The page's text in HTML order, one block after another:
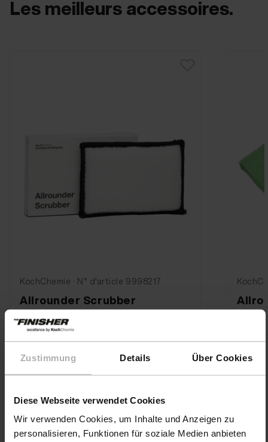
Zustimmung Details Über Cookies
Diese Webseite verwendet Cookies
Wir verwenden Cookies, um Inhalte und Anzeigen zu
personalisieren, Funktionen für soziale Medien anbieten
Les meilleurs accessoires.
KochChemie · N° d'article 9998257
Allrounder Towel - Lot de 5
22,90 €